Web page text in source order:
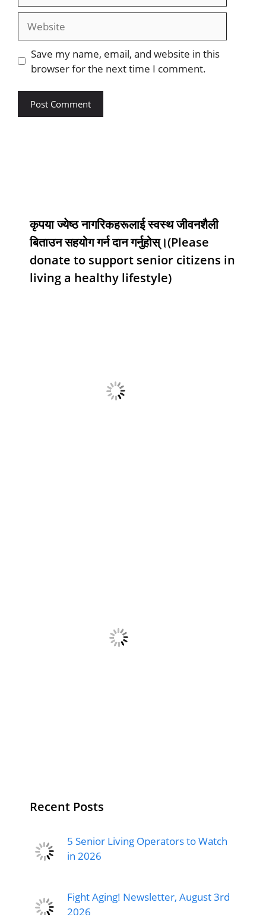
Save my name, email, and website in this
browser for the next time I comment.
कृपया ज्येष्ठ नागरिकहरूलाई स्वस्थ जीवनशैली
बिताउन सहयोग गर्न दान गर्नुहोस्।(Please
donate to support senior citizens in
living a healthy lifestyle)
Recent Posts
5 Senior Living Operators to Watch
in 2026
Fight Aging! Newsletter, August 3rd
2026